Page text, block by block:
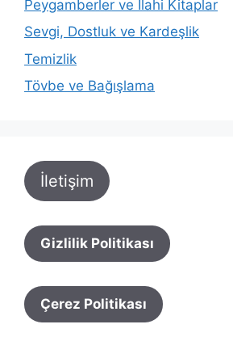
Peygamberler ve İlahi Kitaplar
Sevgi, Dostluk ve Kardeşlik
Temizlik
Tövbe ve Bağışlama
İletişim
Gizlilik Politikası
Çerez Politikası